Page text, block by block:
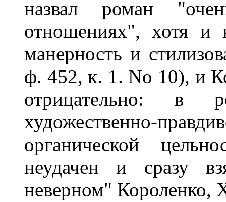
назвал роман
отношениях", хотя и
манерность и
ф. 452, к. 1. No 10), и
отрицательно: в
художественно-
органической
неудачен и сразу
неверном" Короленко,